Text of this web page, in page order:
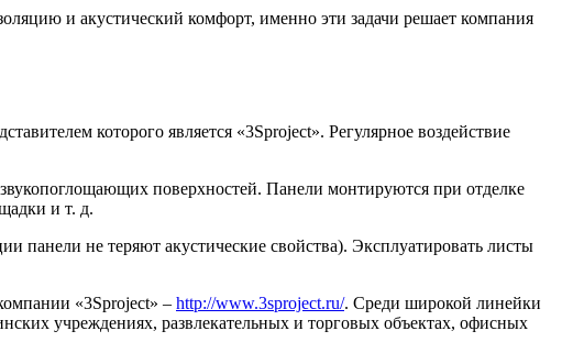
и акустический комфорт, именно эти задачи решает компания
которого является «3Sproject». Регулярное воздействие
поверхностей. Панели монтируются при отделке
и т. д.
панели не теряют акустические свойства). Эксплуатировать листы
«3Sproject» – http://www.3sproject.ru/. Среди широкой линейки
учреждениях, развлекательных и торговых объектах, офисных